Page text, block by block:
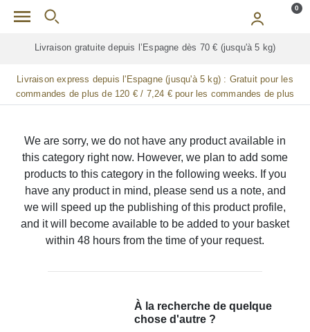
Skip to main content 0
Livraison gratuite depuis l’Espagne dès 70 € (jusqu'à 5 kg)
Livraison express depuis l'Espagne (jusqu'à 5 kg) : Gratuit pour les
commandes de plus de 120 € / 7,24 € pour les commandes de plus
de 90 € / 14,48 € pour les commandes de plus de 60 € / 21,72 € pour
We are sorry, we do not have any product available in
this category right now. However, we plan to add some
products to this category in the following weeks. If you
have any product in mind, please send us a note, and
we will speed up the publishing of this product profile,
and it will become available to be added to your basket
within 48 hours from the time of your request.
À la recherche de quelque
chose d'autre ?